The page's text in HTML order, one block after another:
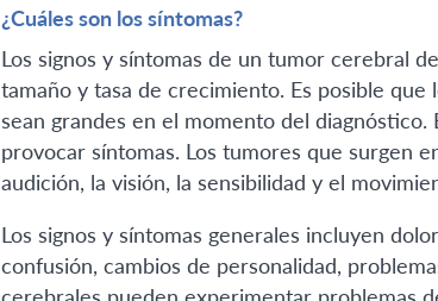
¿Cuáles son los síntomas?
Los signos y síntomas de un tumor cerebral
tamaño y tasa de crecimiento. Es posible
sean grandes en el momento del
provocar síntomas. Los tumores que surgen
audición, la visión, la sensibilidad y el
Los signos y síntomas generales incluyen
confusión, cambios de personalidad,